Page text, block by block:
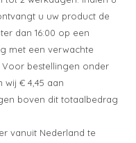
u uw product de
dan 16:00 op een
met een verwachte
Voor bestellingen onder
€ 4,45 aan
boven dit totaalbedrag
vanuit Nederland te